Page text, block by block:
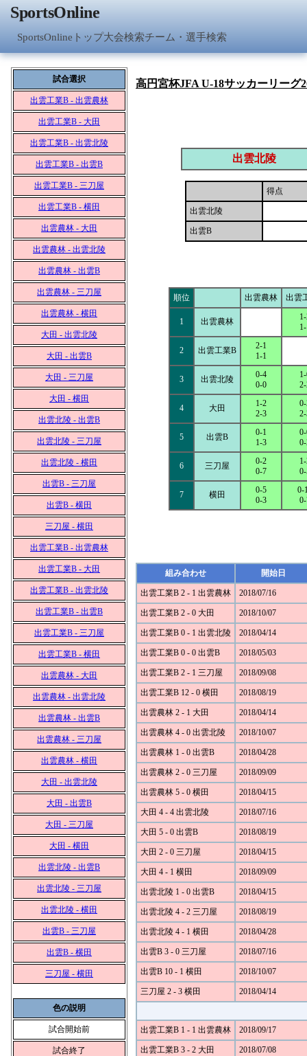
SportsOnline
SportsOnlineトップ大会検索チーム・選手検索
試合選択
出雲工業B - 出雲農林
出雲工業B - 大田
出雲工業B - 出雲北陵
出雲工業B - 出雲B
出雲工業B - 三刀屋
出雲工業B - 横田
出雲農林 - 大田
出雲農林 - 出雲北陵
出雲農林 - 出雲B
出雲農林 - 三刀屋
出雲農林 - 横田
大田 - 出雲北陵
大田 - 出雲B
大田 - 三刀屋
大田 - 横田
出雲北陵 - 出雲B
出雲北陵 - 三刀屋
出雲北陵 - 横田
出雲B - 三刀屋
出雲B - 横田
三刀屋 - 横田
出雲工業B - 出雲農林
出雲工業B - 大田
出雲工業B - 出雲北陵
出雲工業B - 出雲B
出雲工業B - 三刀屋
出雲工業B - 横田
出雲農林 - 大田
出雲農林 - 出雲北陵
出雲農林 - 出雲B
出雲農林 - 三刀屋
出雲農林 - 横田
大田 - 出雲北陵
大田 - 出雲B
大田 - 三刀屋
大田 - 横田
出雲北陵 - 出雲B
出雲北陵 - 三刀屋
出雲北陵 - 横田
出雲B - 三刀屋
出雲B - 横田
三刀屋 - 横田
色の説明
試合開始前
試合終了
高円宮杯JFA U-18サッカーリーグ
出雲北陵
得点
出雲北陵
出雲B
順位 出雲農林 出雲
1 出雲農林
2 出雲工業B
2-1
1-1
3 出雲北陵
0-4
0-0
4 大田
1-2
2-3
5 出雲B
0-1
1-3
6 三刀屋
0-2
0-7
7 横田
0-5
0-3
0-
組み合わせ 開始日
出雲工業B 2 - 1 出雲農林 2018/07/16
出雲工業B 2 - 0 大田 2018/10/07
出雲工業B 0 - 1 出雲北陵 2018/04/14
出雲工業B 0 - 0 出雲B 2018/05/03
出雲工業B 2 - 1 三刀屋 2018/09/08
出雲工業B 12 - 0 横田 2018/08/19
出雲農林 2 - 1 大田 2018/04/14
出雲農林 4 - 0 出雲北陵 2018/10/07
出雲農林 1 - 0 出雲B 2018/04/28
出雲農林 2 - 0 三刀屋 2018/09/09
出雲農林 5 - 0 横田 2018/04/15
大田 4 - 4 出雲北陵 2018/07/16
大田 5 - 0 出雲B 2018/08/19
大田 2 - 0 三刀屋 2018/04/15
大田 4 - 1 横田 2018/09/09
出雲北陵 1 - 0 出雲B 2018/04/15
出雲北陵 4 - 2 三刀屋 2018/08/19
出雲北陵 4 - 1 横田 2018/04/28
出雲B 3 - 0 三刀屋 2018/07/16
出雲B 10 - 1 横田 2018/10/07
三刀屋 2 - 3 横田 2018/04/14
出雲工業B 1 - 1 出雲農林 2018/09/17
出雲工業B 3 - 2 大田 2018/07/08